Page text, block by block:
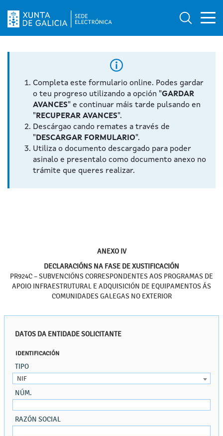
Logo da Sede electrónica da Xunta de Galicia
Completa este formulario online. Podes gardar
o teu progreso utilizando a opción "GARDAR
AVANCES" e continuar máis tarde pulsando en
" RECUPERAR AVANCES".
Descárgao cando remates a través de
" DESCARGAR FORMULARIO".
Utiliza o documento descargado para poder
asinalo e presentalo como documento anexo no
trámite que queres realizar.